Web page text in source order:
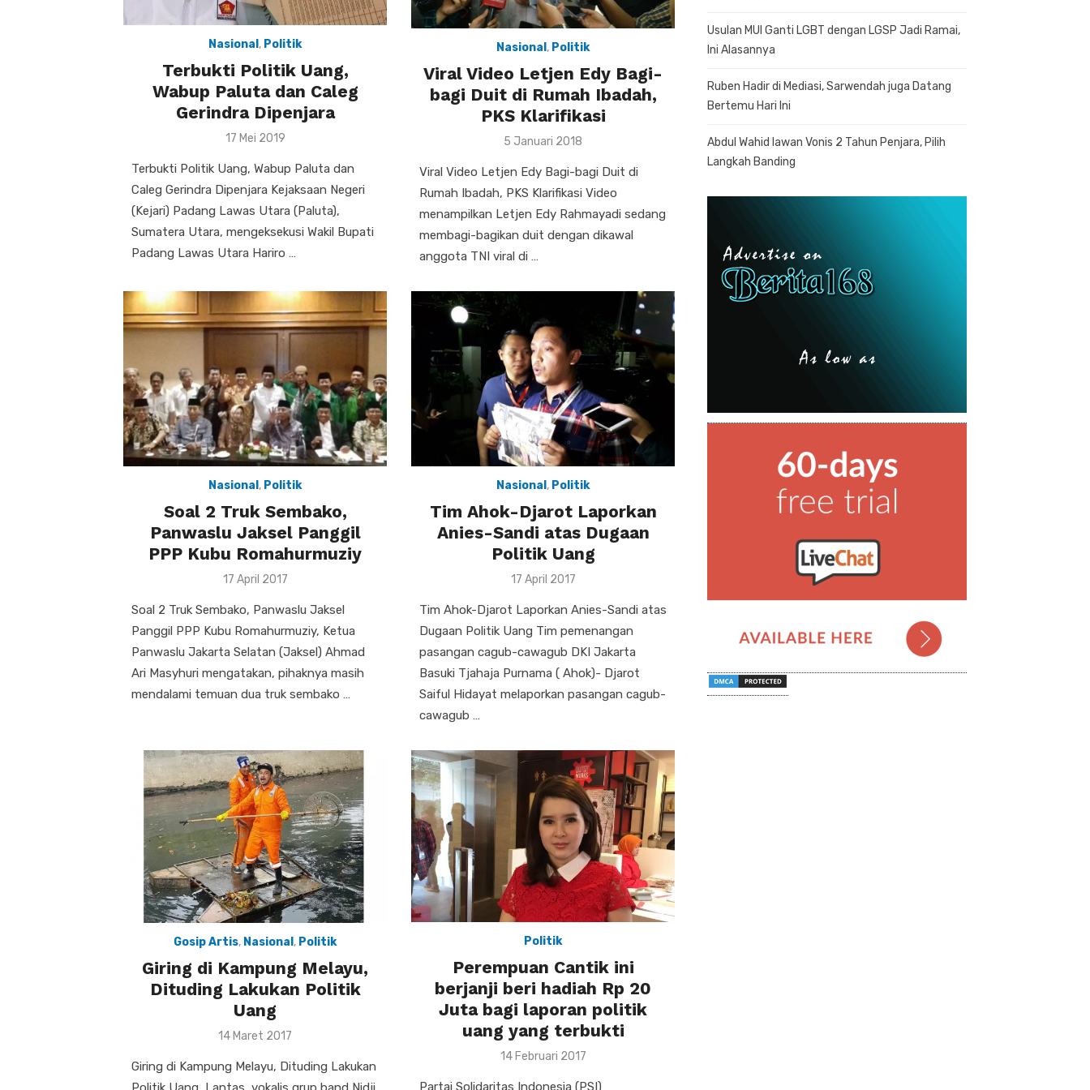
Nasional , Politik
Terbukti Politik Uang,
Wabup Paluta dan Caleg
Gerindra Dipenjara
Posted
17 Mei 2019
Terbukti Politik Uang, Wabup Paluta dan
Caleg Gerindra Dipenjara Kejaksaan Negeri
(Kejari) Padang Lawas Utara (Paluta),
Sumatera Utara, mengeksekusi Wakil Bupati
Padang Lawas Utara Hariro …
Nasional , Politik
Viral Video Letjen Edy Bagi-
bagi Duit di Rumah Ibadah,
PKS Klarifikasi
Posted
5 Januari 2018
Viral Video Letjen Edy Bagi-bagi Duit di
Rumah Ibadah, PKS Klarifikasi Video
menampilkan Letjen Edy Rahmayadi sedang
membagi-bagikan duit dengan dikawal
anggota TNI viral di …
Nasional , Politik
Soal 2 Truk Sembako,
Panwaslu Jaksel Panggil
PPP Kubu Romahurmuziy
Posted
17 April 2017
Soal 2 Truk Sembako, Panwaslu Jaksel
Panggil PPP Kubu Romahurmuziy, Ketua
Panwaslu Jakarta Selatan (Jaksel) Ahmad
Ari Masyhuri mengatakan, pihaknya masih
mendalami temuan dua truk sembako …
Nasional , Politik
Tim Ahok-Djarot Laporkan
Anies-Sandi atas Dugaan
Politik Uang
Posted
17 April 2017
Tim Ahok-Djarot Laporkan Anies-Sandi atas
Dugaan Politik Uang Tim pemenangan
pasangan cagub-cawagub DKI Jakarta
Basuki Tjahaja Purnama ( Ahok)- Djarot
Saiful Hidayat melaporkan pasangan cagub-
cawagub …
Gosip Artis, Nasional , Politik
Giring di Kampung Melayu,
Dituding Lakukan Politik
Uang
Posted
14 Maret 2017
Giring di Kampung Melayu, Dituding Lakukan
Politik
Perempuan Cantik ini
berjanji beri hadiah Rp 20
Juta bagi laporan politik
uang yang terbukti
Posted
14 Februari 2017
Partai Solidaritas Indonesia (PSI)
Usulan MUI Ganti LGBT dengan LGSP Jadi Ramai,
Ini Alasannya
Ruben Hadir di Mediasi, Sarwendah juga Datang
Bertemu Hari Ini
Abdul Wahid lawan Vonis 2 Tahun Penjara, Pilih
Langkah Banding